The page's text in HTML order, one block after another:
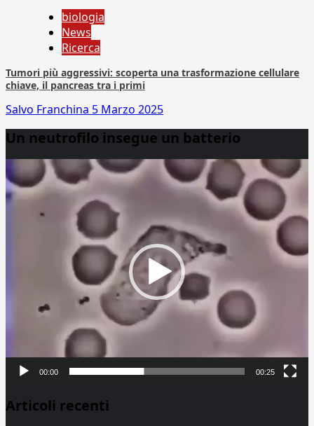
biologia
News
Ricerca
Tumori più aggressivi: scoperta una trasformazione cellulare
chiave, il pancreas tra i primi
Salvo Franchina 5 Marzo 2025
Un neutrofilo insegue un batterio
Player
00:00 00:25
Articoli recenti